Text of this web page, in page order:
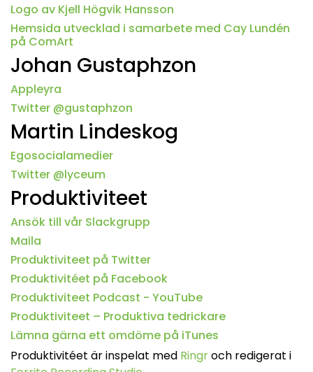
Logo av Kjell Högvik Hansson
Hemsida utvecklad i samarbete med Cay Lundén
på ComArt
Johan Gustaphzon
Appleyra
Twitter @gustaphzon
Martin Lindeskog
Egosocialamedier
Twitter @lyceum
Produktiviteet
Ansök till vår Slackgrupp
Maila
Produktiviteet på Twitter
Produktivitéet på Facebook
Produktiviteet Podcast - YouTube
Produktiviteet – Produktiva tedrickare
Lämna gärna ett omdöme på iTunes
Produktivitéet är inspelat med Ringroch redigerat i